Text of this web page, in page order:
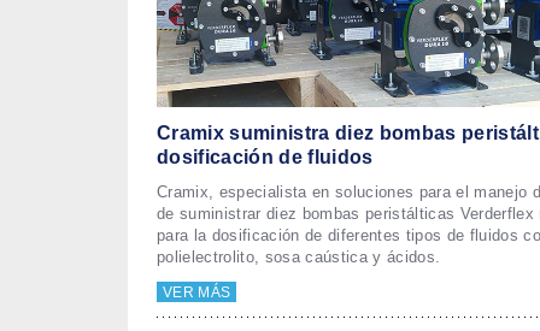
Cramix suministra diez bombas
dosificación de fluidos
Cramix, especialista en soluciones para el manejo
de suministrar diez bombas peristálticas Verderflex
para la dosificación de diferentes tipos de fluidos
polielectrolito, sosa caústica y ácidos.
VER MÁS